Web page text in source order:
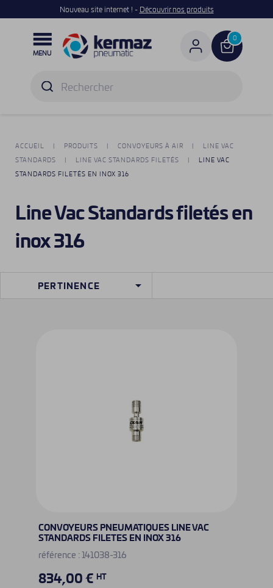
Nouveau site internet ! - Découvrir nos produits

MENU
0
ACCUEIL PRODUITS CONVOYEURS À AIR
LINE VAC
STANDARDS
LINE VAC STANDARDS FILETÉS
LINE VAC
STANDARDS FILETÉS EN INOX 316
Line Vac Standards filetés en
inox 316
PERTINENCE 
CONVOYEURS PNEUMATIQUES LINE VAC
STANDARDS FILETES EN INOX 316
référence : 141038-316
834,00 € HT